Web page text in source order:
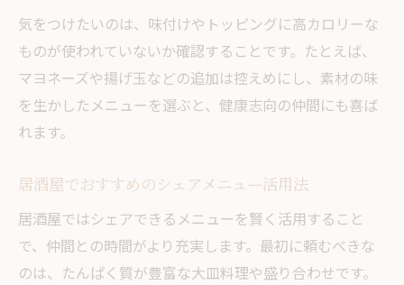
気をつけたいのは、味付けやトッピングに高カロリーな
ものが使われていないか確認することです。たとえば、
マヨネーズや揚げ玉などの追加は控えめにし、素材の味
を生かしたメニューを選ぶと、健康志向の仲間にも喜ば
れます。
居酒屋でおすすめのシェアメニュー活用法
居酒屋ではシェアできるメニューを賢く活用すること
で、仲間との時間がより充実します。最初に頼むべきな
のは、たんぱく質が豊富な大皿料理や盛り合わせです。